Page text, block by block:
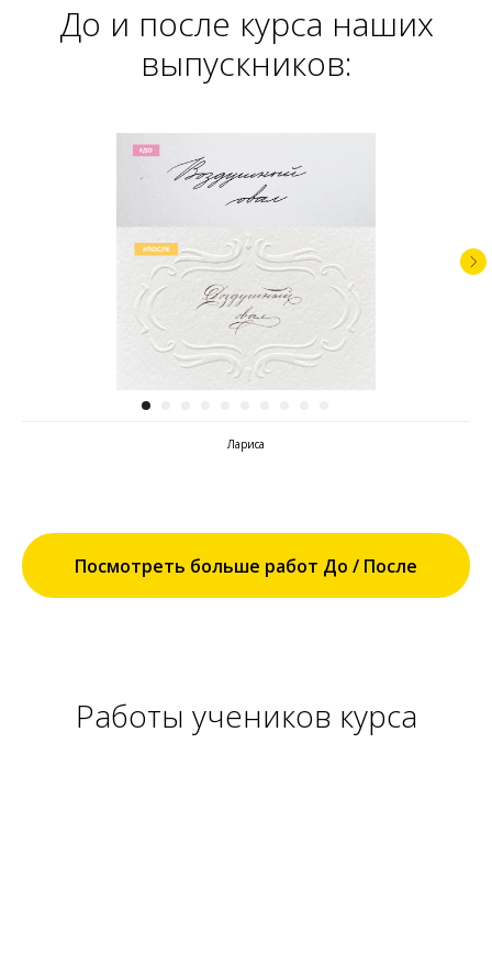
До и после курса наших
выпускников:
Лариса
Посмотреть больше работ До / После
Работы учеников курса